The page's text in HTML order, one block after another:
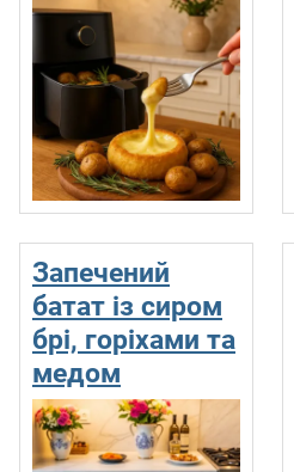
Запечений
батат із сиром
брі, горіхами та
медом